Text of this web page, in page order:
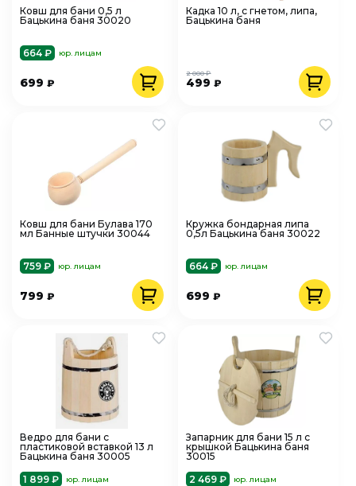
Ковш для бани 0,5 л
Бацькина баня 30020
664 ₽ юр. лицам
699 ₽
Кадка 10 л, с гнетом, липа,
Бацькина баня
499₽
2 000 ₽
Ковш для бани Булава 170
мл Банные штучки 30044
759 ₽ юр. лицам
799 ₽
Кружка бондарная липа
0,5л Бацькина баня 30022
664 ₽ юр. лицам
699₽
Ведро для бани с
пластиковой вставкой 13 л
Бацькина баня 30005
1 899 ₽
юр. лицам
Запарник для бани 15 л с
крышкой Бацькина баня
30015
2 469 ₽
юр. лицам